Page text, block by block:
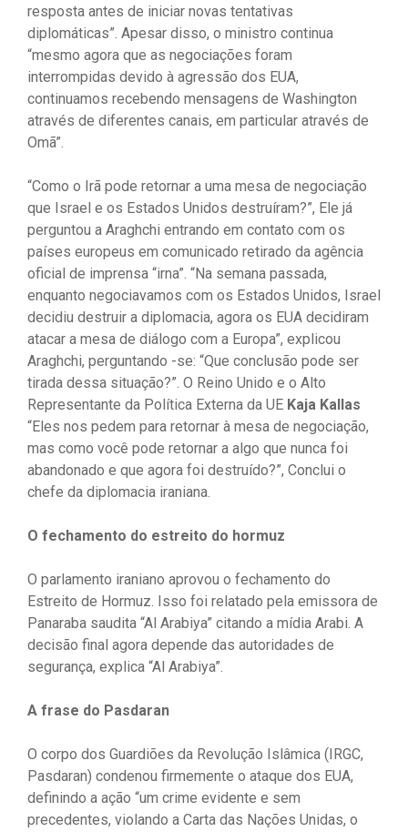
resposta antes de iniciar novas tentativas
diplomáticas”. Apesar disso, o ministro continua
“mesmo agora que as negociações foram
interrompidas devido à agressão dos EUA,
continuamos recebendo mensagens de Washington
através de diferentes canais, em particular através de
Omã”.
“Como o Irã pode retornar a uma mesa de negociação
que Israel e os Estados Unidos destruíram?”, Ele já
perguntou a Araghchi entrando em contato com os
países europeus em comunicado retirado da agência
oficial de imprensa “irna”. “Na semana passada,
enquanto negociavamos com os Estados Unidos, Israel
decidiu destruir a diplomacia, agora os EUA decidiram
atacar a mesa de diálogo com a Europa”, explicou
Araghchi, perguntando -se: “Que conclusão pode ser
tirada dessa situação?”. O Reino Unido e o Alto
Representante da Política Externa da UE Kaja Kallas
“Eles nos pedem para retornar à mesa de negociação,
mas como você pode retornar a algo que nunca foi
abandonado e que agora foi destruído?”, Conclui o
chefe da diplomacia iraniana.
O fechamento do estreito do hormuz
O parlamento iraniano aprovou o fechamento do
Estreito de Hormuz. Isso foi relatado pela emissora de
Panaraba saudita “Al Arabiya” citando a mídia Arabi. A
decisão final agora depende das autoridades de
segurança, explica “Al Arabiya”.
A frase do Pasdaran
O corpo dos Guardiões da Revolução Islâmica (IRGC,
Pasdaran) condenou firmemente o ataque dos EUA,
definindo a ação “um crime evidente e sem
precedentes, violando a Carta das Nações Unidas, o